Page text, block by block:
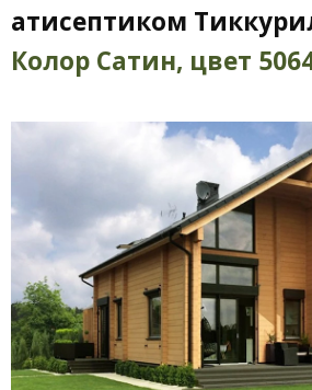
атисептиком
Колор Сатин, цвет